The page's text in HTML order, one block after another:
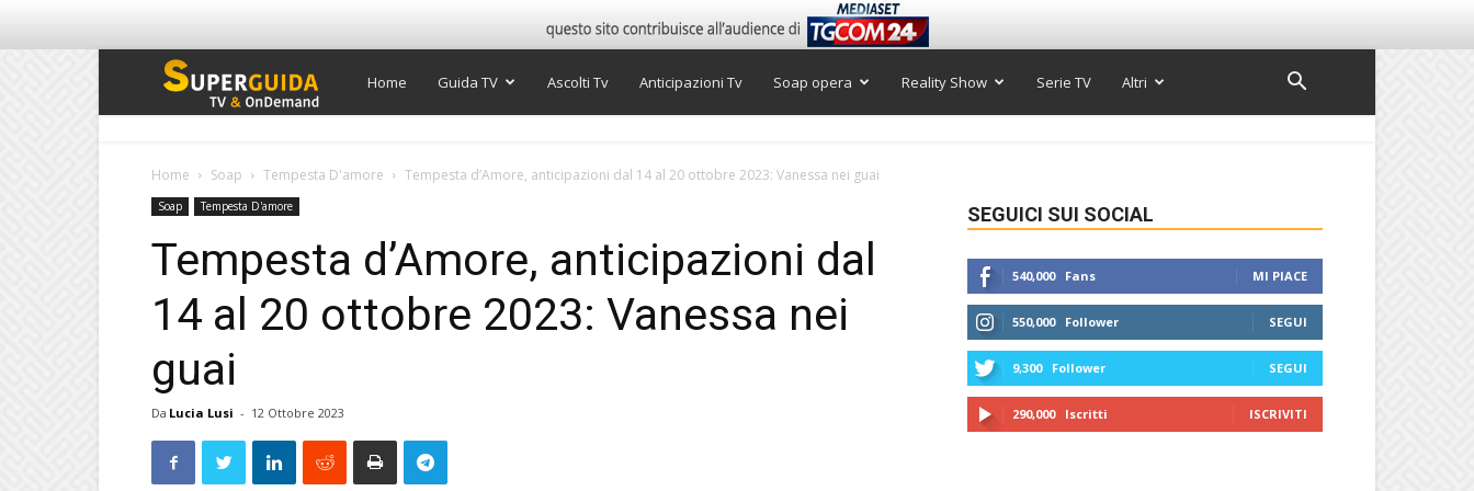
Super
Home Guida TV Ascolti Tv Anticipazioni Tv Soap opera Reality Show Serie TV Altri
Home Soap Tempesta D'amore Tempesta d’Amore, anticipazioni dal 14 al 20 ottobre 2023: Vanessa nei guai
Soap Tempesta D'amore
Tempesta d’Amore, anticipazioni dal
14 al 20 ottobre 2023: Vanessa nei
guai
Da Lucia Lusi - 12 Ottobre 2023
SEGUICI SUI SOCIAL
540,000 Fans MI PIACE
550,000 Follower SEGUI
9,300 Follower SEGUI
290,000 Iscritti ISCRIVITI